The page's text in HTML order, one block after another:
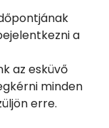
a
az esküvő
minden
erre.